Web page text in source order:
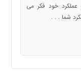
عملکرد خود فکر می
شما . . .